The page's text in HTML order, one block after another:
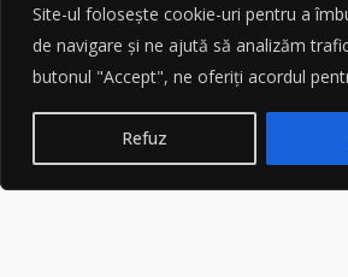
Site-ul folosește cookie-uri pentru a
de navigare și ne ajută să analizăm
butonul "Accept", ne oferiți acordul
Refuz
ALU mi-a dat încredere în mine și în cei
ceea ce putem face împreună,
are fiecare de parcurs.”
Lidia, software developer și